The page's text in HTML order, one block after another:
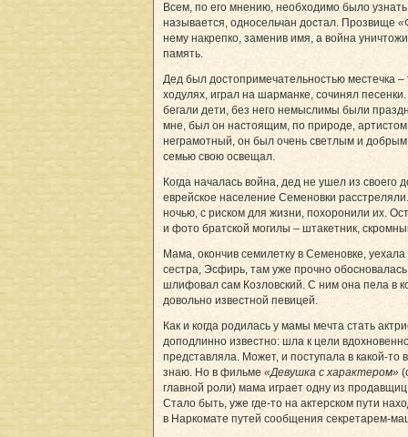
Всем, по его мнению, необходимо было
называется, односельчан достал. Прозвище
нему накрепко, заменив имя, а война
память.
Дед был достопримечательностью местечка –
ходулях, играл на шарманке, сочинял
бегали дети, без него немыслимы были
мне, был он настоящим, по природе,
неграмотный, он был очень светлым и
семью свою освещал.
Когда началась война, дед не ушел из своего
еврейское население Семеновки
ночью, с риском для жизни, похоронили их.
и фото братской могилы – штакетник,
Мама, окончив семилетку в Семеновке,
сестра, Эсфирь, там уже прочно
шлифовал сам Козловский. С ним она пела в
довольно известной певицей.
Как и когда родилась у мамы мечта стать
доподлинно известно: шла к цели
представляла. Может, и поступала в какой-то
знаю. Но в фильме «Девушка с характером»
главной роли) мама играет одну из
Стало быть, уже где-то на актерском пути
в Наркомате путей сообщения секретарем-